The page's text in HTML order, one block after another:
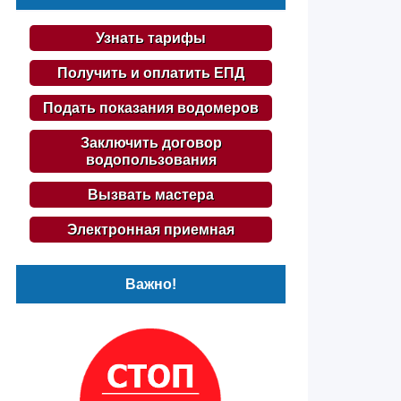
Узнать тарифы
Получить и оплатить ЕПД
Подать показания водомеров
Заключить договор
водопользования
Вызвать мастера
Электронная приемная
Важно!